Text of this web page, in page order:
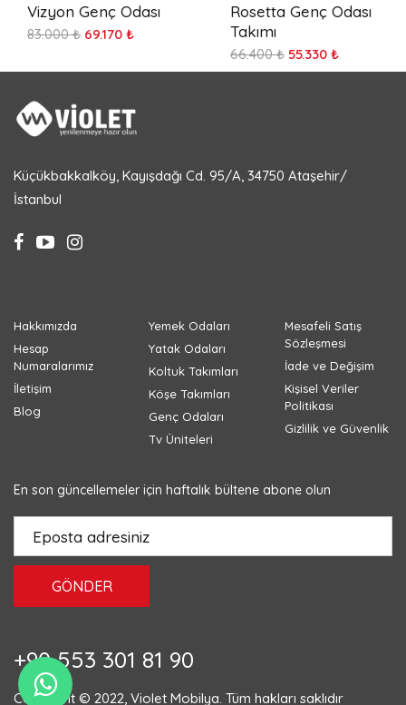
Vizyon Genç Odası
83.000 ₺ 69.170 ₺
Rosetta Genç Odası
Takımı
66.400 ₺ 55.330 ₺
Küçükbakkalköy, Kayışdağı Cd. 95/A, 34750 Ataşehir/
İstanbul
Hakkımızda
Hesap
Numaralarımız
İletişim
Blog
Yemek Odaları
Yatak Odaları
Koltuk Takımları
Köşe Takımları
Genç Odaları
Tv Üniteleri
Mesafeli Satış
Sözleşmesi
İade ve Değişim
Kişisel Veriler
Politikası
Gizlilik ve Güvenlik
En son güncellemeler için haftalık bültene abone olun
GÖNDER
+90 553 301 81 90
Copyright © 2022, Violet Mobilya. Tüm hakları saklıdır